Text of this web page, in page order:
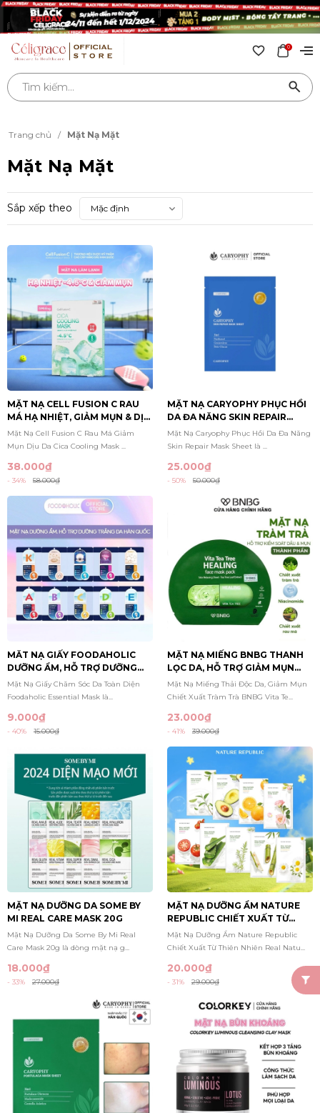
0
Trang chủ / Mặt Nạ Mặt
Mặt Nạ Mặt
Sắp xếp theo Mặc định
MẶT NẠ CELL FUSION C RAU
MÁ HẠ NHIỆT, GIẢM MỤN & DỊU
DA CICA COOLING MASK 27G
Mặt Nạ Cell Fusion C Rau Má Giảm
Mụn Dịu Da Cica Cooling Mask ...
38.000₫
- 34% 58.000₫
MẶT NẠ CARYOPHY PHỤC HỒI
DA ĐA NĂNG SKIN REPAIR
MASK SHEET 25G
Mặt Nạ Caryophy Phục Hồi Da Đa Năng
Skin Repair Mask Sheet là ...
25.000₫
- 50% 50.000₫
MĂT NẠ GIẤY FOODAHOLIC
DƯỠNG ẨM, HỖ TRỢ DƯỠNG
TRẮNG DA HÀN QUỐC
ESSENTIAL MASK 23G
Mặt Nạ Giấy Chăm Sóc Da Toàn Diện
Foodaholic Essential Mask là...
9.000₫
- 40% 15.000₫
MẶT NẠ MIẾNG BNBG THANH
LỌC DA, HỖ TRỢ GIẢM MỤN
CHIẾT XUẤT TRÀM TRÀ VITA
TEA TREE HEALING FACE MASK
Mặt Nạ Miếng Thải Độc Da, Giảm Mụn
Chiết Xuất Tràm Trà BNBG Vita Te...
23.000₫
- 41% 39.000₫
MẶT NẠ DƯỠNG DA SOME BY
MI REAL CARE MASK 20G
Mặt Nạ Dưỡng Da Some By Mi Real
Care Mask 20g là dòng mặt nạ g...
18.000₫
- 33% 27.000₫
MẶT NẠ DƯỠNG ẨM NATURE
REPUBLIC CHIẾT XUẤT TỪ
THIÊN NHIÊN REAL NATURE
MASK SHEET 23ML
Mặt Nạ Dưỡng Ẩm Nature Republic
Chiết Xuất Từ Thiên Nhiên Real Natu...
20.000₫
- 31% 29.000₫